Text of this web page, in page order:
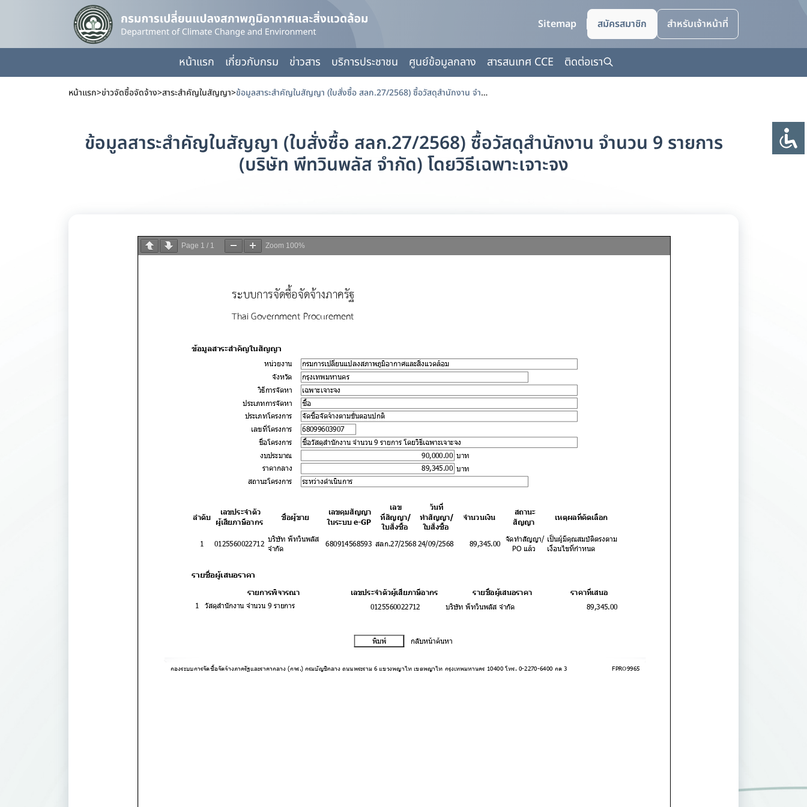
Sitemap สมัครสมาชิก สำหรับเจ้าหน้าที่
หน้าแรก เกี่ยวกับกรม ข่าวสาร บริการประชาชน ศูนย์ข้อมูลกลาง สารสนเทศ CCE ติดต่อเรา
หน้าแรก>ข่าวจัดซื้อจัดจ้าง>สาระสำคัญในสัญญา> ข้อมูลสาระสำคัญในสัญญา (ใบสั่งซื้อ สลก.27/2568) ซื้อวัสดุสำนักงาน จำนวน 9 รายการ (บริษัท พีทวินพลัส จำกัด) โดยวิธีเฉพาะเจาะจง
ข้อมูลสาระสำคัญในสัญญา (ใบสั่งซื้อ สลก.27/2568) ซื้อวัสดุสำนักงาน จำนวน 9 รายการ
(บริษัท พีทวินพลัส จำกัด) โดยวิธีเฉพาะเจาะจง
Page 1 / 1 Zoom 100%